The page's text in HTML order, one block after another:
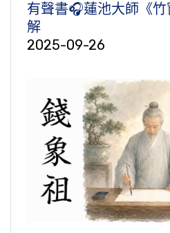
有聲書🎧蓮池大師《
解
2025-09-26